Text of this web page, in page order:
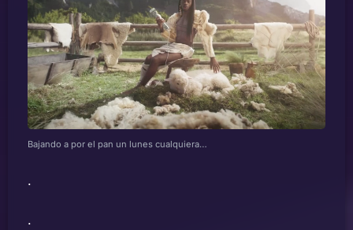
Bajando a por el pan un lunes cualquiera…
.
.